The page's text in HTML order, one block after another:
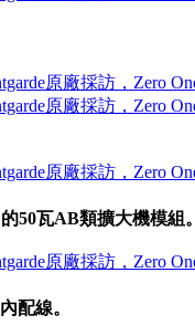
50瓦AB類擴大機模組。
配線。